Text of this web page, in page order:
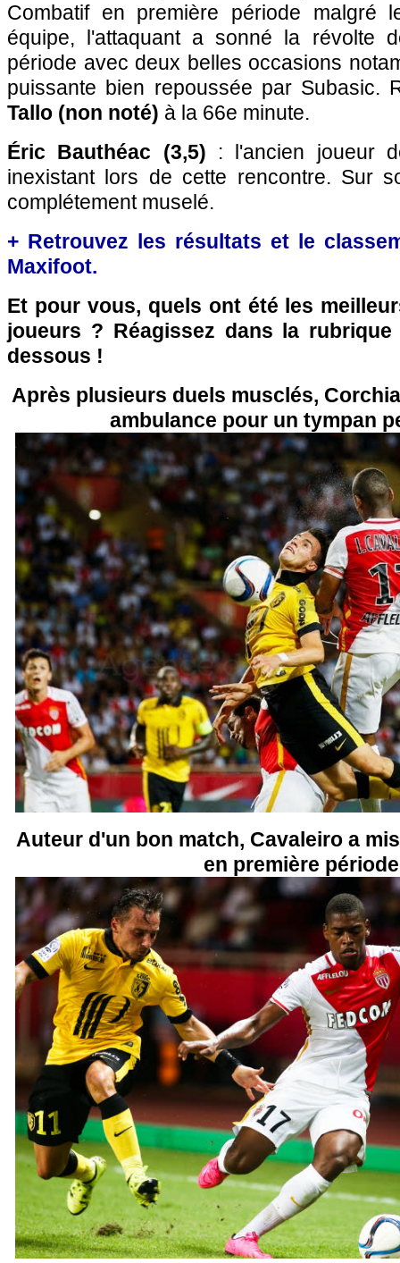
Combatif en première période malgré
équipe, l'attaquant a sonné la révolte
période avec deux belles occasions
puissante bien repoussée par Subasic.
Tallo (non noté) à la 66e minute.
Éric Bauthéac (3,5) : l'ancien joueur
inexistant lors de cette rencontre. Sur
complétement muselé.
+ Retrouvez les résultats et le
Maxifoot.
Et pour vous, quels ont été les
joueurs ? Réagissez dans la
dessous !
Après plusieurs duels musclés,
ambulance pour un tympan
Auteur d'un bon match, Cavaleiro a
en première période